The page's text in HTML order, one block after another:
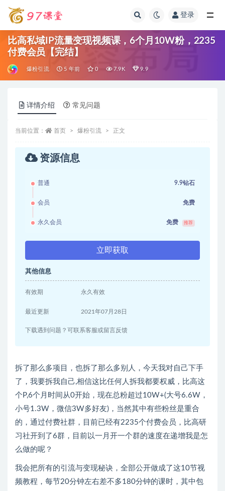
登录
比高私域IP流量变现视频课，6个月10W粉，2235
付费会员【完结】
爆粉引流 5 年前 0 7.9K 9.9
详情介绍 常见问题
当前位置： 首页 爆粉引流 正文
资源信息
普通 9.9钻石
会员 免费
永久会员 免费 推荐
立即获取
其他信息
有效期 永久有效
最近更新 2021年07月28日
下载遇到问题？可联系客服或留言反馈
拆了那么多项目，也拆了那么多别人，今天我对自己下手
了，我要拆我自己,相信这比任何人拆我都要权威，比高这
个P,6个月时间从0开始，现在总粉超过10W+(大号6.6W，
小号1.3W，微信3W多好友)，当然其中有些粉丝是重合
的，通过付费社群，目前已经有2235个付费会员，比高研
习社开到了6群，目前以一月开一个群的速度在递增我是怎
么做的呢？
我会把所有的引流与变现秘诀，全部公开做成了这10节视
频教程，每节20分钟左右差不多180分钟的课时，其中包